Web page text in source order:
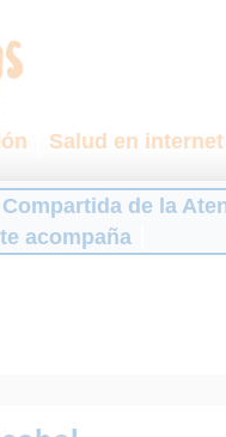
Salud en internet
de la
acompaña